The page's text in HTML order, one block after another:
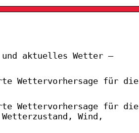
und aktuelles Wetter –
Wettervorhersage für die
Wettervorhersage für die
Wind,